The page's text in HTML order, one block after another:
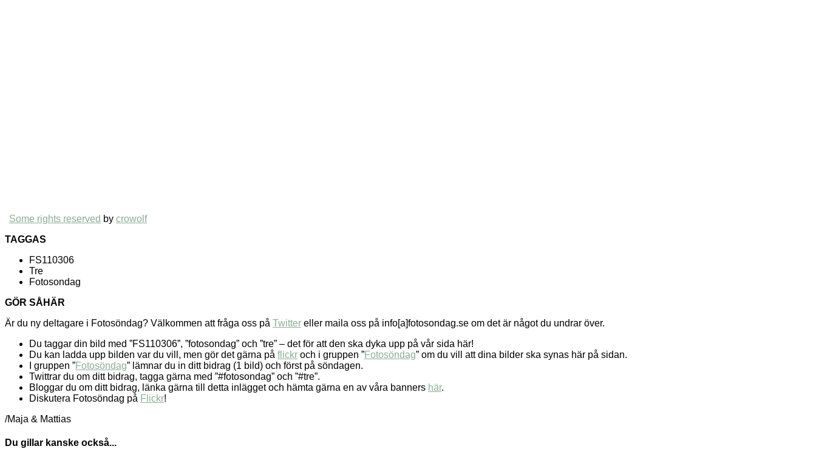
Some rights reserved by crowolf
TAGGAS
FS110306
Tre
Fotosondag
GÖR SÅHÄR
Är du ny deltagare i Fotosöndag? Välkommen att fråga oss på Twitter eller maila oss på info[a]fotosondag.se om det är något du undrar över.
Du taggar din bild med ”FS110306”, ”fotosondag” och ”tre” – det för att den ska dyka upp på vår sida här!
Du kan ladda upp bilden var du vill, men gör det gärna på flickr och i gruppen ”Fotosöndag” om du vill att dina bilder ska synas här på sidan.
I gruppen ”Fotosöndag” lämnar du in ditt bidrag (1 bild) och först på söndagen.
Twittrar du om ditt bidrag, tagga gärna med ”#fotosondag” och ”#tre”.
Bloggar du om ditt bidrag, länka gärna till detta inlägget och hämta gärna en av våra banners här.
Diskutera Fotosöndag på Flickr!
/Maja & Mattias
Du gillar kanske också...